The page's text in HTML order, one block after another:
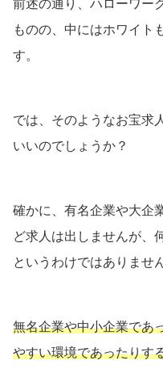
前述の通り、ハローワー
ものの、中にはホワイト
す。
では、そのようなお宝求
いいのでしょうか？
確かに、有名企業や大企
ど求人は出しませんが、
というわけではありませ
無名企業や中小企業であ
やすい環境であったりす